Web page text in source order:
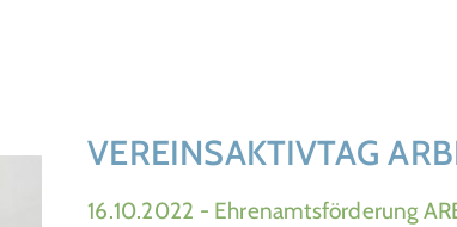
VEREINSAKTIVTAG
16.10.2022 - Ehrenamtsförderung